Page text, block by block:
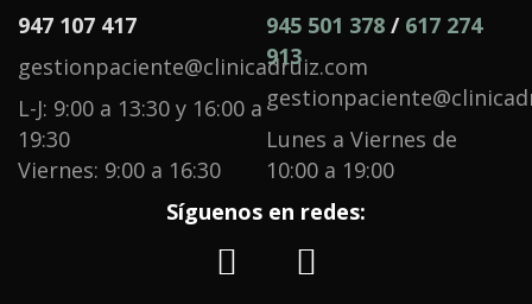
947 107 417
gestionpaciente@clinicadruiz.com
L-J: 9:00 a 13:30 y 16:00 a
19:30
Viernes: 9:00 a 16:30
945 501 378 / 617 274
913
Lunes a Viernes de
10:00 a 19:00
Síguenos en redes: